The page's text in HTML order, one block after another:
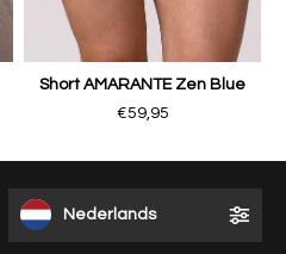
Short AMARANTE Zen Blue
€59,95
Nederlands